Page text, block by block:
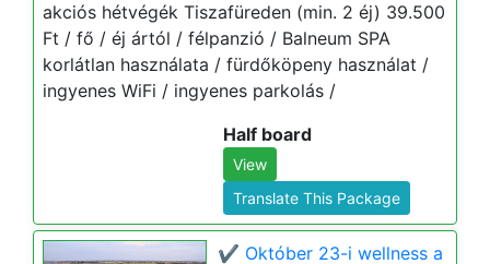
akciós hétvégék Tiszafüreden (min. 2 éj) 39.500
Ft / fő / éj ártól / félpanzió / Balneum SPA
korlátlan használata / fürdőköpeny használat /
ingyenes WiFi / ingyenes parkolás /
Half board
View
Translate This Package
✔️ Október 23-i wellness a